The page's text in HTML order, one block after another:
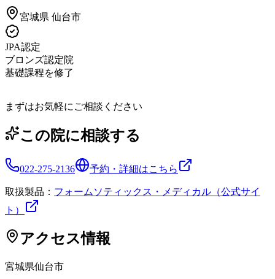
宮城県 仙台市
JPA認定
ブロンズ認定院
基礎課程を修了
まずはお気軽にご相談ください
この院に相談する
022-275-2136 予約・詳細はこちら
取扱製品： フォームソティックス・メディカル（公式サイ
ト）
アクセス情報
宮城県仙台市